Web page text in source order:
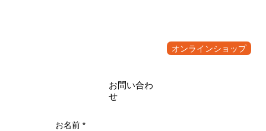
オンラインショップ
お問い合わ
せ
お名前 *